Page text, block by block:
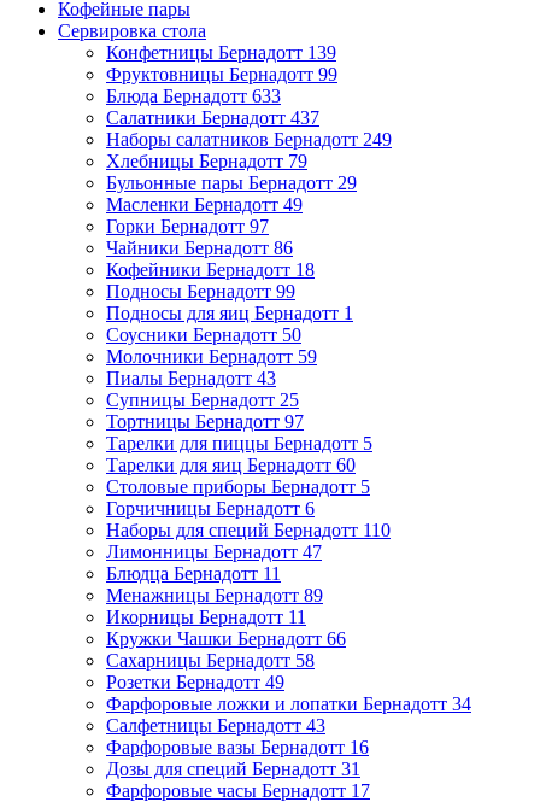
Кофейные пары
Сервировка стола
Конфетницы Бернадотт 139
Фруктовницы Бернадотт 99
Блюда Бернадотт 633
Салатники Бернадотт 437
Наборы салатников Бернадотт 249
Хлебницы Бернадотт 79
Бульонные пары Бернадотт 29
Масленки Бернадотт 49
Горки Бернадотт 97
Чайники Бернадотт 86
Кофейники Бернадотт 18
Подносы Бернадотт 99
Подносы для яиц Бернадотт 1
Соусники Бернадотт 50
Молочники Бернадотт 59
Пиалы Бернадотт 43
Супницы Бернадотт 25
Тортницы Бернадотт 97
Тарелки для пиццы Бернадотт 5
Тарелки для яиц Бернадотт 60
Столовые приборы Бернадотт 5
Горчичницы Бернадотт 6
Наборы для специй Бернадотт 110
Лимонницы Бернадотт 47
Блюдца Бернадотт 11
Менажницы Бернадотт 89
Икорницы Бернадотт 11
Кружки Чашки Бернадотт 66
Сахарницы Бернадотт 58
Розетки Бернадотт 49
Фарфоровые ложки и лопатки Бернадотт 34
Салфетницы Бернадотт 43
Фарфоровые вазы Бернадотт 16
Дозы для специй Бернадотт 31
Фарфоровые часы Бернадотт 17